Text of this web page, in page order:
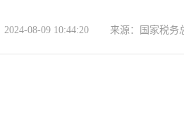
2024-08-09 10:44:20 来源： 国家税务